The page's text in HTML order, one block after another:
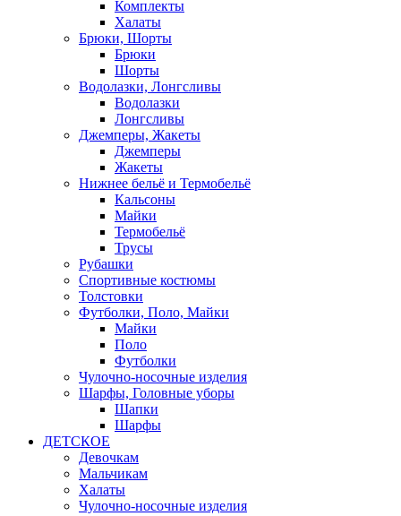
Комплекты
Халаты
Брюки, Шорты
Брюки
Шорты
Водолазки, Лонгсливы
Водолазки
Лонгсливы
Джемперы, Жакеты
Джемперы
Жакеты
Нижнее бельё и Термобельё
Кальсоны
Майки
Термобельё
Трусы
Рубашки
Спортивные костюмы
Толстовки
Футболки, Поло, Майки
Майки
Поло
Футболки
Чулочно-носочные изделия
Шарфы, Головные уборы
Шапки
Шарфы
ДЕТСКОЕ
Девочкам
Мальчикам
Халаты
Чулочно-носочные изделия